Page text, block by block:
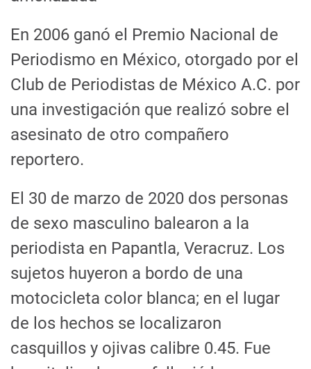
En 2006 ganó el Premio Nacional de
Periodismo en México, otorgado por el
Club de Periodistas de México A.C. por
una investigación que realizó sobre el
asesinato de otro compañero
reportero.
El 30 de marzo de 2020 dos personas
de sexo masculino balearon a la
periodista en Papantla, Veracruz. Los
sujetos huyeron a bordo de una
motocicleta color blanca; en el lugar
de los hechos se localizaron
casquillos y ojivas calibre 0.45. Fue